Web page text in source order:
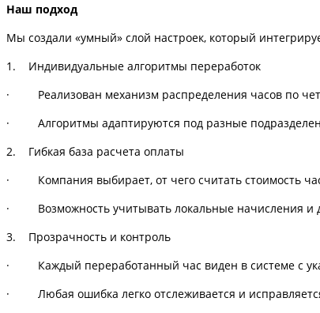
Наш подход
Мы создали «умный» слой настроек, который
1. Индивидуальные алгоритмы переработок
· Реализован механизм распределения часов по
· Алгоритмы адаптируются под разные
2. Гибкая база расчета оплаты
· Компания выбирает, от чего считать стоимость
· Возможность учитывать локальные начисления и
3. Прозрачность и контроль
· Каждый переработанный час виден в системе с
· Любая ошибка легко отслеживается и